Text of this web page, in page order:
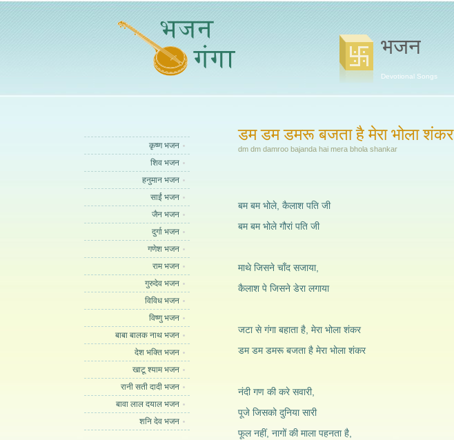
भजन
Devotional Songs
कृष्ण भजन
शिव भजन
हनुमान भजन
साईं भजन
जैन भजन
दुर्गा भजन
गणेश भजन
राम भजन
गुरुदेव भजन
विविध भजन
विष्णु भजन
बाबा बालक नाथ भजन
देश भक्ति भजन
खाटू श्याम भजन
रानी सती दादी भजन
बावा लाल दयाल भजन
शनि देव भजन
डम डम डमरू बजता है मेरा भोला शंकर
dm dm damroo bajanda hai mera bhola shankar
बम बम भोले, कैलाश पति जी
बम बम भोले गौरां पति जी
माथे जिसने चाँद सजाया,
कैलाश पे जिसने डेरा लगाया
जटा से गंगा बहाता है, मेरा भोला शंकर
डम डम डमरू बजता है मेरा भोला शंकर
नंदी गण की करे सवारी,
पूजे जिसको दुनिया सारी
फूल नहीं, नागों की माला पहनता है,